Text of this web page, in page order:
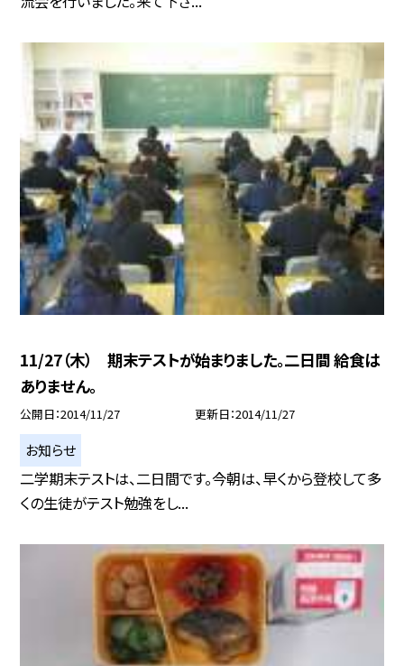
11/27（木） 期末テストが始まりました。二日間 給食は
ありません。
公開日 2014/11/27 更新日 2014/11/27
お知らせ
二学期末テストは、二日間です。今朝は、早くから登校して多
くの生徒がテスト勉強をし...